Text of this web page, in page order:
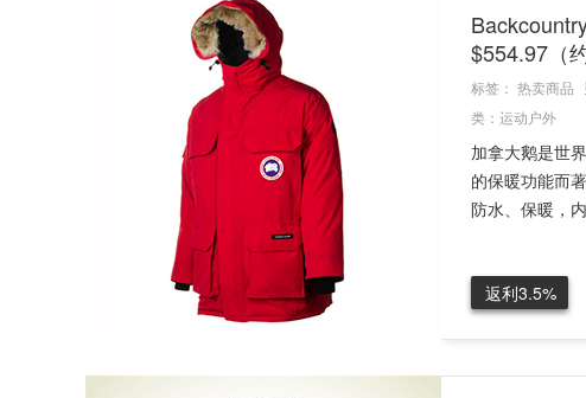
$554.97（
标签： 热卖商品
类： 运动户外
加拿大鹅是世
的保暖功能而
防水、保暖，
返利3.5%